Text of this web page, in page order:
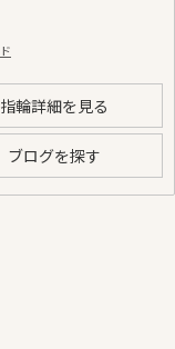
指輪詳細を見る
ブログを探す